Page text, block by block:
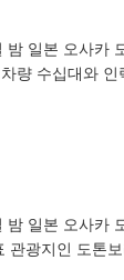
일본 오사카
량 수십대와 인
일본 오사카
광지인 도톤보